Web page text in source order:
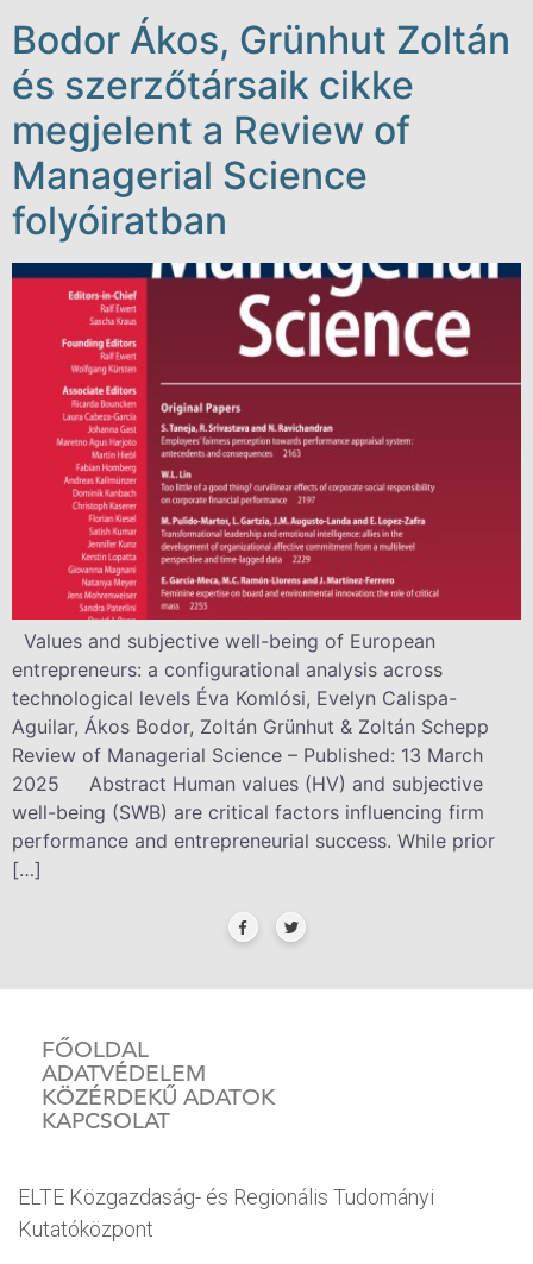
Bodor Ákos, Grünhut Zoltán
és szerzőtársaik cikke
megjelent a Review of
Managerial Science
folyóiratban
Values and subjective well-being of European
entrepreneurs: a configurational analysis across
technological levels Éva Komlósi, Evelyn Calispa-
Aguilar, Ákos Bodor, Zoltán Grünhut & Zoltán Schepp
Review of Managerial Science – Published: 13 March
2025 Abstract Human values (HV) and subjective
well-being (SWB) are critical factors influencing firm
performance and entrepreneurial success. While prior
[…]
FŐOLDAL
ADATVÉDELEM
KÖZÉRDEKŰ ADATOK
KAPCSOLAT
ELTE Közgazdaság- és Regionális Tudományi
Kutatóközpont